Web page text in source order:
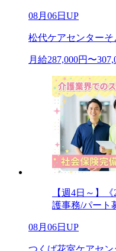
08月06日UP
松代ケアセンターそ
月給287,000円〜
【週4日～】
護事務/パート
08月06日UP